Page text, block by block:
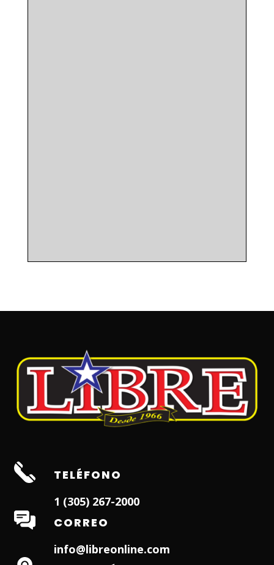
TELÉFONO
1 (305) 267-2000
CORREO
info@libreonline.com